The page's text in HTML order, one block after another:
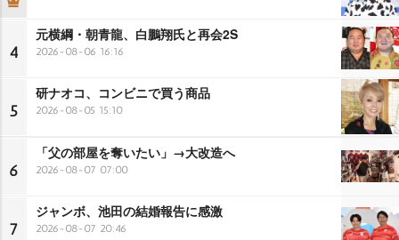
4
元横綱・朝青龍、白鵬翔氏と再会2S
2026-08-06 16:16
5
研ナオコ、コンビニで買う商品
2026-08-05 15:10
6
「父の部屋を奪いたい」→大改造へ
2026-08-07 07:00
7
ジャンボ、池田の結婚報告に感激
2026-08-07 20:46